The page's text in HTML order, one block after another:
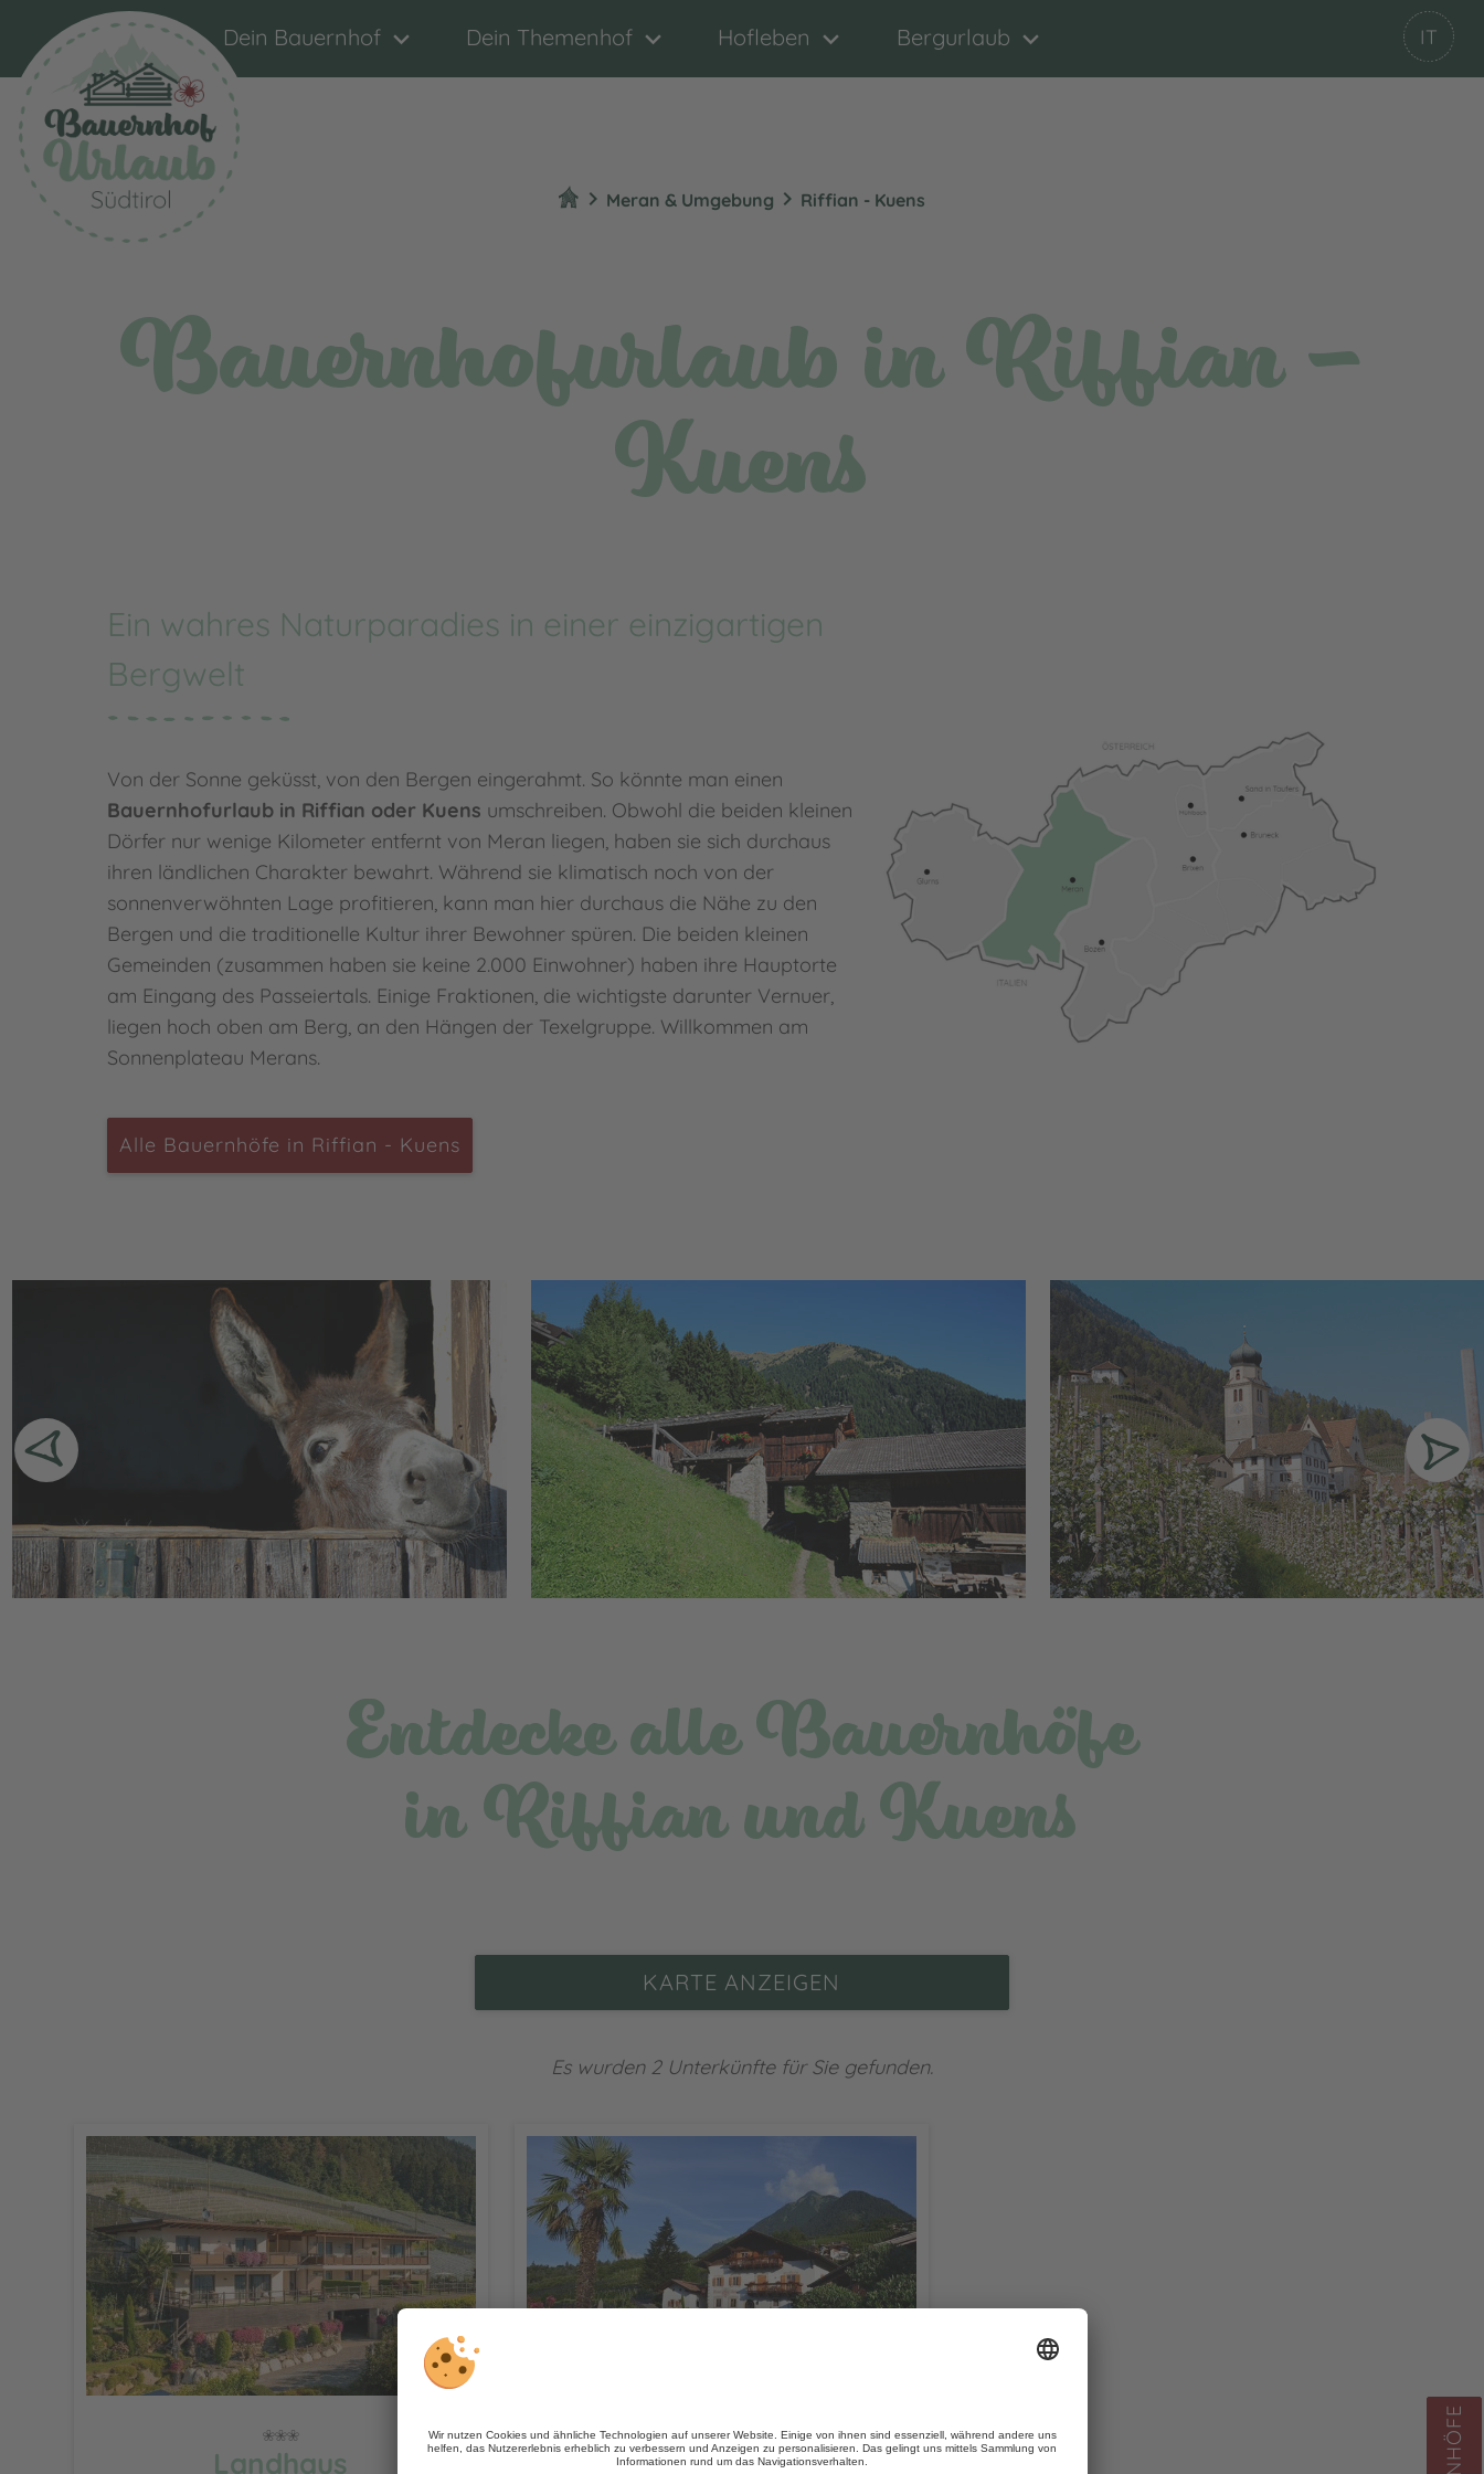
IT
Dein Bauernhof Dein Themenhof Hofleben Bergurlaub
chevron_right Meran & Umgebung chevron_right Riffian - Kuens
Bauernhofurlaub in Riffian -
Kuens
Ein wahres Naturparadies in einer einzigartigen
Bergwelt
Von der Sonne geküsst, von den Bergen eingerahmt. So könnte man einen
Bauernhofurlaub in Riffian oder Kuens umschreiben. Obwohl die beiden kleinen
Dörfer nur wenige Kilometer entfernt von Meran liegen, haben sie sich durchaus
ihren ländlichen Charakter bewahrt. Während sie klimatisch noch von der
sonnenverwöhnten Lage profitieren, kann man hier durchaus die Nähe zu den
Bergen und die traditionelle Kultur ihrer Bewohner spüren. Die beiden kleinen
Gemeinden (zusammen haben sie keine 2.000 Einwohner) haben ihre Hauptorte
am Eingang des Passeiertals. Einige Fraktionen, die wichtigste darunter Vernuer,
liegen hoch oben am Berg, an den Hängen der Texelgruppe. Willkommen am
Sonnenplateau Merans.
Alle Bauernhöfe in Riffian - Kuens
Entdecke alle Bauernhöfe
in Riffian und Kuens
KARTE ANZEIGEN
Es wurden 2 Unterkünfte für Sie gefunden.
Landhaus
Mayerhof